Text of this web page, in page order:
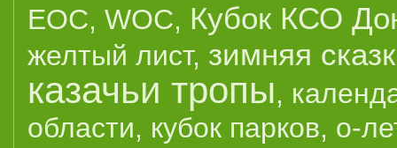
EOC, WOC, Кубок КСО
желтый лист, зимняя
казачьи тропы,
области, кубок парков, о-